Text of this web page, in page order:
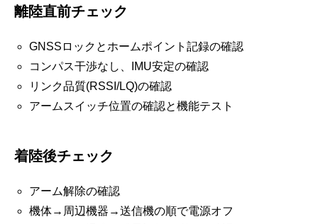
離陸直前チェック
GNSSロックとホームポイント記録の確認
コンパス干渉なし、IMU安定の確認
リンク品質(RSSI/LQ)の確認
アームスイッチ位置の確認と機能テスト
着陸後チェック
アーム解除の確認
機体→周辺機器→送信機の順で電源オフ